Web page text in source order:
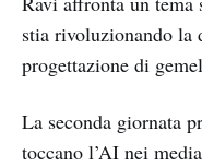
stia rivoluzionando la
progettazione di
La seconda giornata
toccano l’AI nei